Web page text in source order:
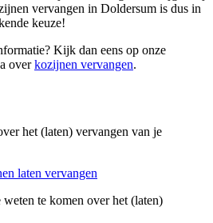
vervangen in Doldersum is dus in
keuze!
Kijk dan eens op onze
overkozijnen vervangen.
het (laten) vervangen van je
laten vervangen
te komen over het (laten)